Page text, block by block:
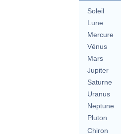
Soleil
Lune
Mercure
Vénus
Mars
Jupiter
Saturne
Uranus
Neptune
Pluton
Chiron